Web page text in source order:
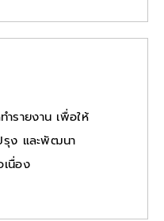
รายงาน เพื่อให้
รุง และพัฒนา
เนื่อง